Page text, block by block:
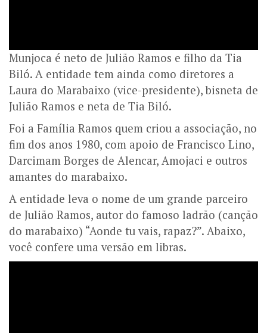
Munjoca é neto de Julião Ramos e filho da Tia
Biló. A entidade tem ainda como diretores a
Laura do Marabaixo (vice-presidente), bisneta de
Julião Ramos e neta de Tia Biló.
Foi a Família Ramos quem criou a associação, no
fim dos anos 1980, com apoio de Francisco Lino,
Darcimam Borges de Alencar, Amojaci e outros
amantes do marabaixo.
A entidade leva o nome de um grande parceiro
de Julião Ramos, autor do famoso ladrão (canção
do marabaixo) “Aonde tu vais, rapaz?”. Abaixo,
você confere uma versão em libras.